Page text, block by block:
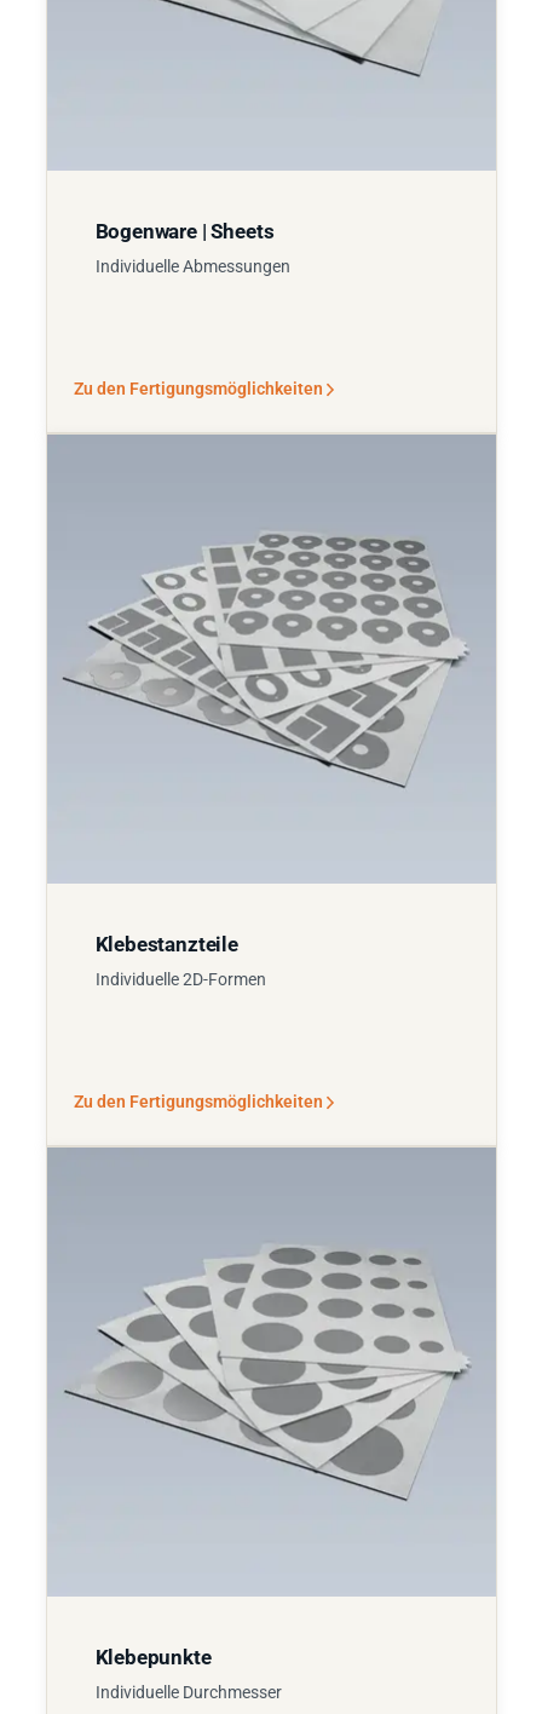
Bogenware | Sheets
Individuelle Abmessungen
Zu den Fertigungsmöglichkeiten
Klebestanzteile
Individuelle 2D-Formen
Zu den Fertigungsmöglichkeiten
Klebepunkte
Individuelle Durchmesser